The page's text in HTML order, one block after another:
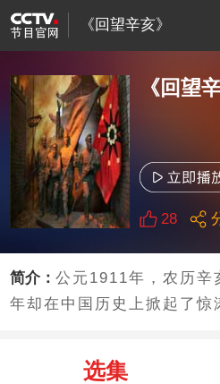
《回望辛亥》
《回望
28
简介：公元1911年，农历辛
年却在中国历史上掀起了惊
选集